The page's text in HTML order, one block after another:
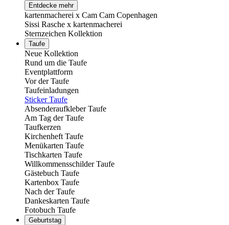
Entdecke mehr
kartenmacherei x Cam Cam Copenhagen
Sissi Rasche x kartenmacherei
Sternzeichen Kollektion
Taufe
Neue Kollektion
Rund um die Taufe
Eventplattform
Vor der Taufe
Taufeinladungen
Sticker Taufe
Absenderaufkleber Taufe
Am Tag der Taufe
Taufkerzen
Kirchenheft Taufe
Menükarten Taufe
Tischkarten Taufe
Willkommensschilder Taufe
Gästebuch Taufe
Kartenbox Taufe
Nach der Taufe
Dankeskarten Taufe
Fotobuch Taufe
Geburtstag